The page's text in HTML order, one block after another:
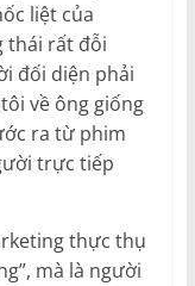
liệt của
thái rất đỗi
đối diện phải
về ông giống
ra từ phim
trực tiếp
thực thụ
mà là người